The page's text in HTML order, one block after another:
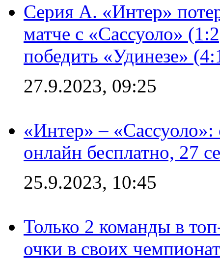
Серия А. «Интер»
матче с «Сассуоло»
победить «Удинезе»
27.9.2023, 09:25
«Интер» –
онлайн бесплатно, 27
25.9.2023, 10:45
Только 2 команды в
очки в своих